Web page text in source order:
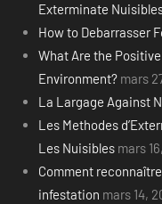
Exterminate
How to Debarrasser
What Are the
Environment? mars
La Largage Against
Les Methodes
Les Nuisibles mars
Comment
infestation mars 14,